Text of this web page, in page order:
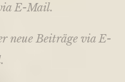
E-Mail.
neue Beiträge via E-